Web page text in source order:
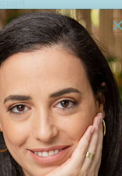
למי שלא מכירה אותי, אני
חודשים. אנחנו מתגוררים
הבנתי שאין בריירה והילדים
עד אשר נעבור מדירת